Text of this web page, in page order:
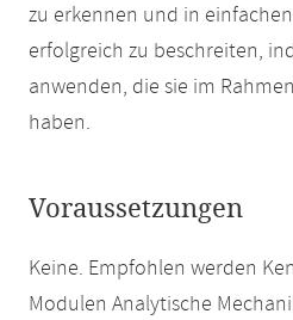
zu erkennen und in
erfolgreich zu beschreiten,
anwenden, die sie im
haben.
Voraussetzungen
Keine. Empfohlen werden
Modulen Analytische